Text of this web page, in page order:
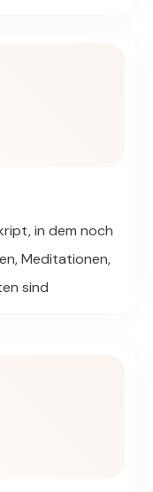
in dem noch
Meditationen,
sind